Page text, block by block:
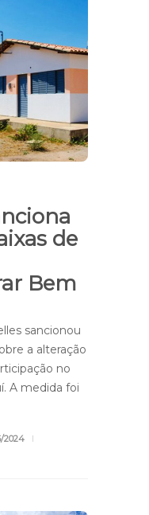
de
Bem
sancionou
a alteração
no
A medida foi
2024